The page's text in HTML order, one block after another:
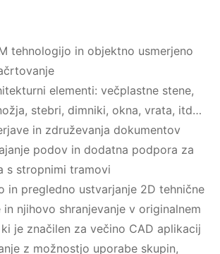
tehnologijo in objektno usmerjeno
elementi: večplastne stene,
stebri, dimniki, okna, vrata, itd…
in združevanja dokumentov
podov in dodatna podpora za
s stropnimi tramovi
in pregledno ustvarjanje 2D tehnične
njihovo shranjevanje v originalnem
je značilen za večino CAD aplikacij
z možnostjo uporabe skupin,